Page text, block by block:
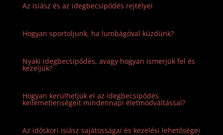
Az isiász és az idegbecsípődés rejtélyei
Hogyan sportoljunk, ha lumbágóval küzdünk?
Nyaki idegbecsípődés, avagy hogyan ismerjük fel és
kezeljük?
Hogyan kerülhetjük el az idegbecsípődés
kellemetlenségeit mindennapi életmódváltással?
Az időskori isiász sajátosságai és kezelési lehetőségei